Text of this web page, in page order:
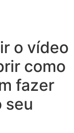
o vídeo
como
fazer
seu